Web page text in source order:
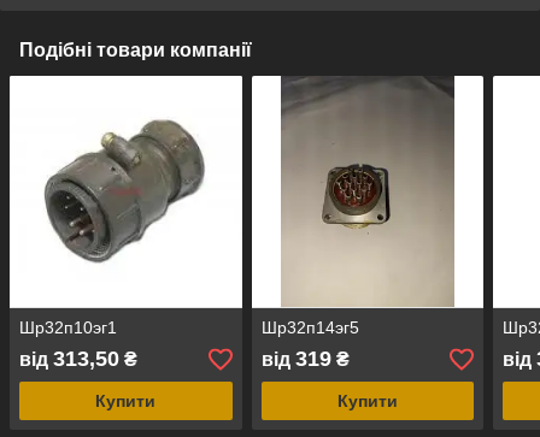
Подібні товари компанії
Шр32п10эг1
від 313,50 ₴
Купити
Шр32п14эг5
від 319₴
Купити
від